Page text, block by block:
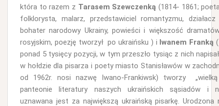
która to razem z Tarasem Szewczenką (1814- 1861;
folklorysta, malarz, przedstawiciel romantyzmu, działacz
bohater narodowy Ukrainy, powieści i większość
rosyjskim, poezję tworzył po ukraińsku ) i Iwanem Franką
ponad 5 tysięcy pozycji, w tym przeszło tysiąc z nich
w hołdzie dla pisarza i poety miasto Stanisławów w
od 1962r. nosi nazwę Iwano-Frankiwsk) tworzy
panteonie literatury naszych ukraińskich sąsiadów i
uznawana jest za największą ukraińską pisarkę. Urodzona